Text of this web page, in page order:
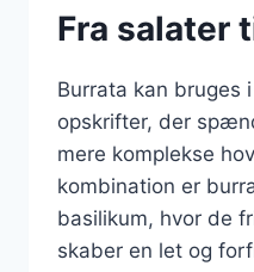
Fra salater
Burrata kan bruges
opskrifter, der
mere komplekse
kombination er
basilikum, hvor de
skaber en let og